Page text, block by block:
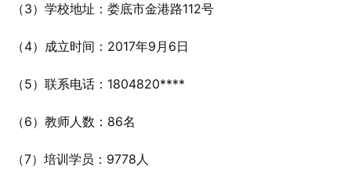
（3）学校地址：娄底市金港路112号
（4）成立时间：2017年9月6日
（5）联系电话：1804820****
（6）教师人数：86名
（7）培训学员：9778人